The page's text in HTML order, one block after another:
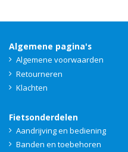
Algemene pagina's
Algemene voorwaarden
Retourneren
Klachten
Fietsonderdelen
Aandrijving en bediening
Banden en toebehoren